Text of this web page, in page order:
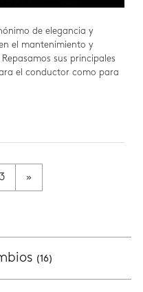
(16)
de elegancia y
el mantenimiento y
sus principales
el conductor como para
de Entradas
3 »